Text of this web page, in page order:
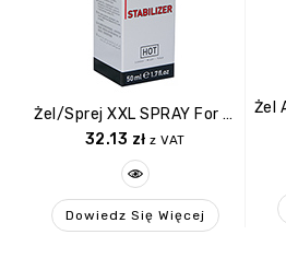
Żel/sprej XXL SPRAY For Men 50 Ml
32.13 zł z VAT
Dowiedz Się Więcej